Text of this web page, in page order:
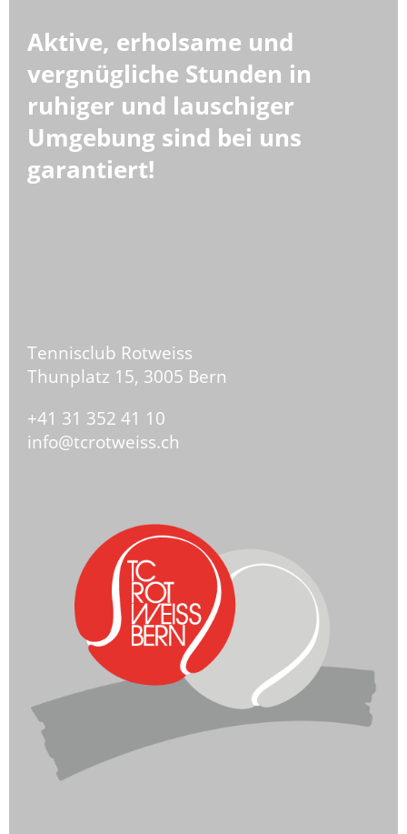
Aktive, erholsame und
vergnügliche Stunden in
ruhiger und lauschiger
Umgebung sind bei uns
garantiert!
Tennisclub Rotweiss
Thunplatz 15, 3005 Bern
+41 31 352 41 10
info@tcrotweiss.ch